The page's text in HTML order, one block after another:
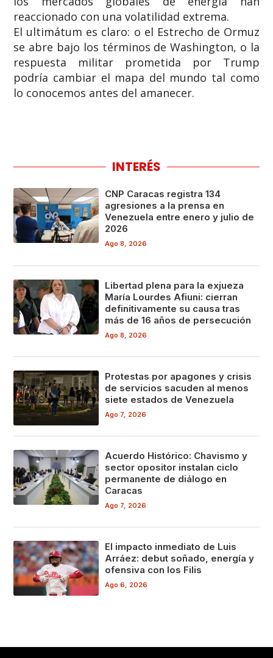
reaccionado con una volatilidad extrema.
​El ultimátum es claro: o el Estrecho de Ormuz
se abre bajo los términos de Washington, o la
respuesta militar prometida por Trump
podría cambiar el mapa del mundo tal como
lo conocemos antes del amanecer.
INTERÉS
CNP Caracas registra 134
agresiones a la prensa en
Venezuela entre enero y julio de
2026
Ago 8, 2026
Libertad plena para la exjueza
María Lourdes Afiuni: cierran
definitivamente su causa tras
más de 16 años de persecución
Ago 8, 2026
Protestas por apagones y crisis
de servicios sacuden al menos
siete estados de Venezuela
Ago 7, 2026
Acuerdo Histórico: Chavismo y
sector opositor instalan ciclo
permanente de diálogo en
Caracas
Ago 7, 2026
El impacto inmediato de Luis
Arráez: debut soñado, energía y
ofensiva con los Filis
Ago 6, 2026